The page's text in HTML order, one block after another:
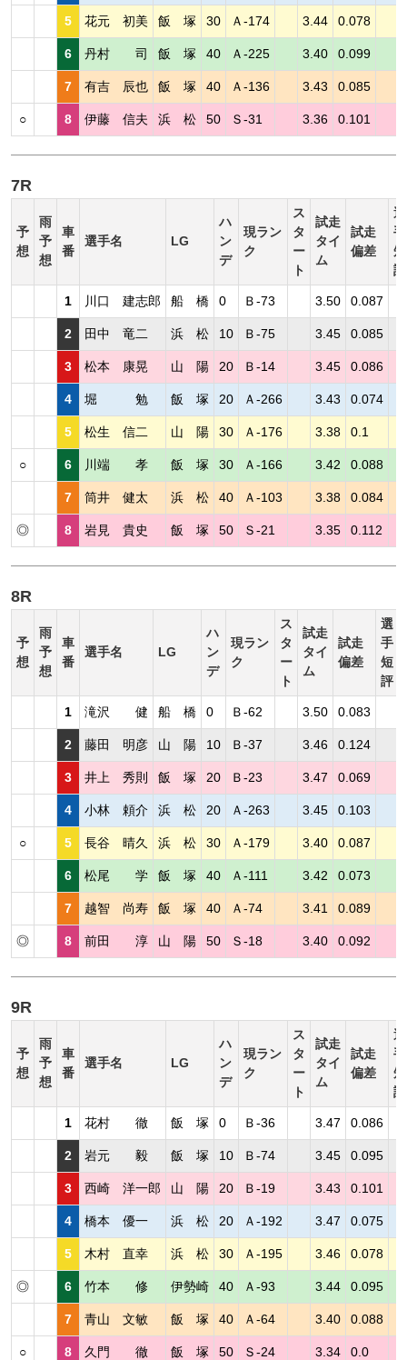
5 花元 初美 飯 塚 30 Ａ-174 3.44 0.078
6 丹村 司 飯 塚 40 Ａ-225 3.40 0.099
7 有吉 辰也 飯 塚 40 Ａ-136 3.43 0.085
○ 8 伊藤 信夫 浜 松 50 Ｓ-31 3.36 0.101
7R
予
想
雨
予
想
車
番
選手名 LG
ハ
ン
デ
現ラン
ク
ス
タ
ー
ト
試走
タイ
ム
試走
偏差
選
手
短
評
1 川口 建志郎 船 橋 0 Ｂ-73 3.50 0.087
2 田中 竜二 浜 松 10 Ｂ-75 3.45 0.085
3 松本 康晃 山 陽 20 Ｂ-14 3.45 0.086
4 堀 勉 飯 塚 20 Ａ-266 3.43 0.074
5 松生 信二 山 陽 30 Ａ-176 3.38 0.1
○ 6 川端 孝 飯 塚 30 Ａ-166 3.42 0.088
7 筒井 健太 浜 松 40 Ａ-103 3.38 0.084
◎ 8 岩見 貴史 飯 塚 50 Ｓ-21 3.35 0.112
8R
予
想
雨
予
想
車
番
選手名 LG
ハ
ン
デ
現ラン
ク
ス
タ
ー
ト
試走
タイ
ム
試走
偏差
選
手
短
評
1 滝沢 健 船 橋 0 Ｂ-62 3.50 0.083
2 藤田 明彦 山 陽 10 Ｂ-37 3.46 0.124
3 井上 秀則 飯 塚 20 Ｂ-23 3.47 0.069
4 小林 頼介 浜 松 20 Ａ-263 3.45 0.103
○ 5 長谷 晴久 浜 松 30 Ａ-179 3.40 0.087
6 松尾 学 飯 塚 40 Ａ-111 3.42 0.073
7 越智 尚寿 飯 塚 40 Ａ-74 3.41 0.089
◎ 8 前田 淳 山 陽 50 Ｓ-18 3.40 0.092
9R
予
想
雨
予
想
車
番
選手名 LG
ハ
ン
デ
現ラン
ク
ス
タ
ー
ト
試走
タイ
ム
試走
偏差
選
手
短
評
1 花村 徹 飯 塚 0 Ｂ-36 3.47 0.086
2 岩元 毅 飯 塚 10 Ｂ-74 3.45 0.095
3 西崎 洋一郎 山 陽 20 Ｂ-19 3.43 0.101
4 橋本 優一 浜 松 20 Ａ-192 3.47 0.075
5 木村 直幸 浜 松 30 Ａ-195 3.46 0.078
◎ 6 竹本 修 伊勢崎 40 Ａ-93 3.44 0.095
7 青山 文敏 飯 塚 40 Ａ-64 3.40 0.088
○ 8 久門 徹 飯 塚 50 Ｓ-24 3.34 0.0